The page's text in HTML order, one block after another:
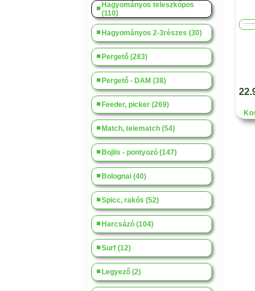
Hagyományos teleszkópos
(110)
Hagyományos 2-3részes (30)
Pergető (283)
Pergető - DAM (38)
Feeder, picker (269)
Match, telematch (54)
Bojlis - pontyozó (147)
Bolognai (40)
Spicc, rakós (52)
Harcsázó (104)
Surf (12)
Legyező (2)